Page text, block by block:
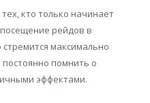
кто только начинает
рейдов в
максимально
постоянно помнить о
эффектами.